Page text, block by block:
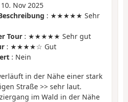
Nov 2025
: ★★★★★ Sehr
Tour : ★★★★★ Sehr gut
: ★★★★☆ Gut
: Nein
in der Nähe einer stark
Straße >> sehr laut.
im Wald in der Nähe